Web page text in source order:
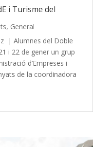
i Turisme del
, General
| Alumnes del Doble
i 22 de gener un grup
d’Empreses i
de la coordinadora